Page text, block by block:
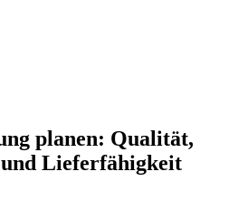
planen: Qualität,
Lieferfähigkeit